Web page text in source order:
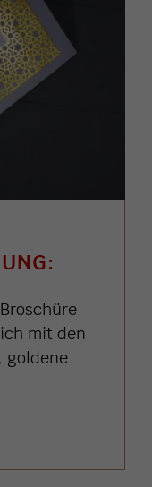
G
mit den
goldene